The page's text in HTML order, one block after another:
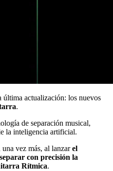
última actualización: los nuevos
.
de separación musical,
la inteligencia artificial.
vez más, al lanzarel
con precisión la
Rítmica.